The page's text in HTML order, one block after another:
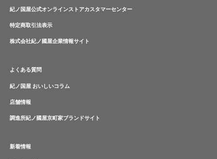
紀ノ国屋公式オンラインストアカスタマーセンター
特定商取引法表示
株式会社紀ノ國屋企業情報サイト
よくある質問
紀ノ国屋 おいしいコラム
店舗情報
調進所紀ノ國屋京町家ブランドサイト
新着情報